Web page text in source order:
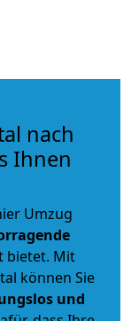
nach
Ihnen
Umzug
bietet. Mit
können Sie
und